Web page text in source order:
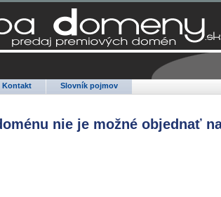
Kontakt Slovník pojmov
nie je možné objednať